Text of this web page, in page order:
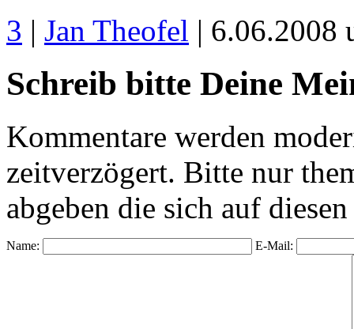
3 | Jan Theofel | 6.06.2008
Schreib bitte Deine
Kommentare werden
zeitverzögert. Bitte nur
abgeben die sich auf
Name: E-Mail: